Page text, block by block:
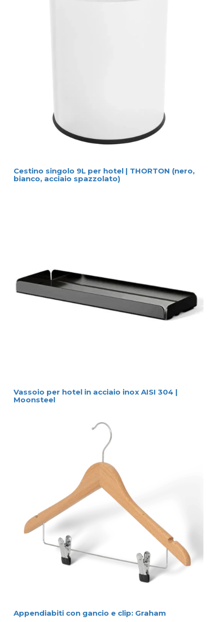
Cestino singolo 9L per hotel | THORTON (nero,
bianco, acciaio spazzolato)
Vassoio per hotel in acciaio inox AISI 304 |
Moonsteel
Appendiabiti con gancio e clip: Graham